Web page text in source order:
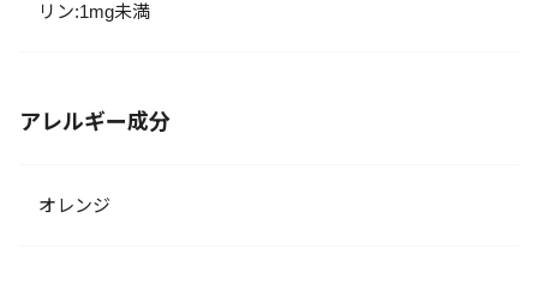
リン:1mg未満
アレルギー成分
オレンジ